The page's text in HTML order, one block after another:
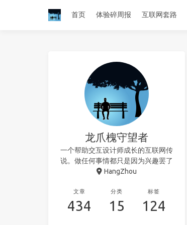
首页 体验碎周报 互联网套路
龙爪槐守望者
一个帮助交互设计师成长的互联网传
说。做任何事情都只是因为兴趣罢了
HangZhou
文章
434
分类
15
标签
124